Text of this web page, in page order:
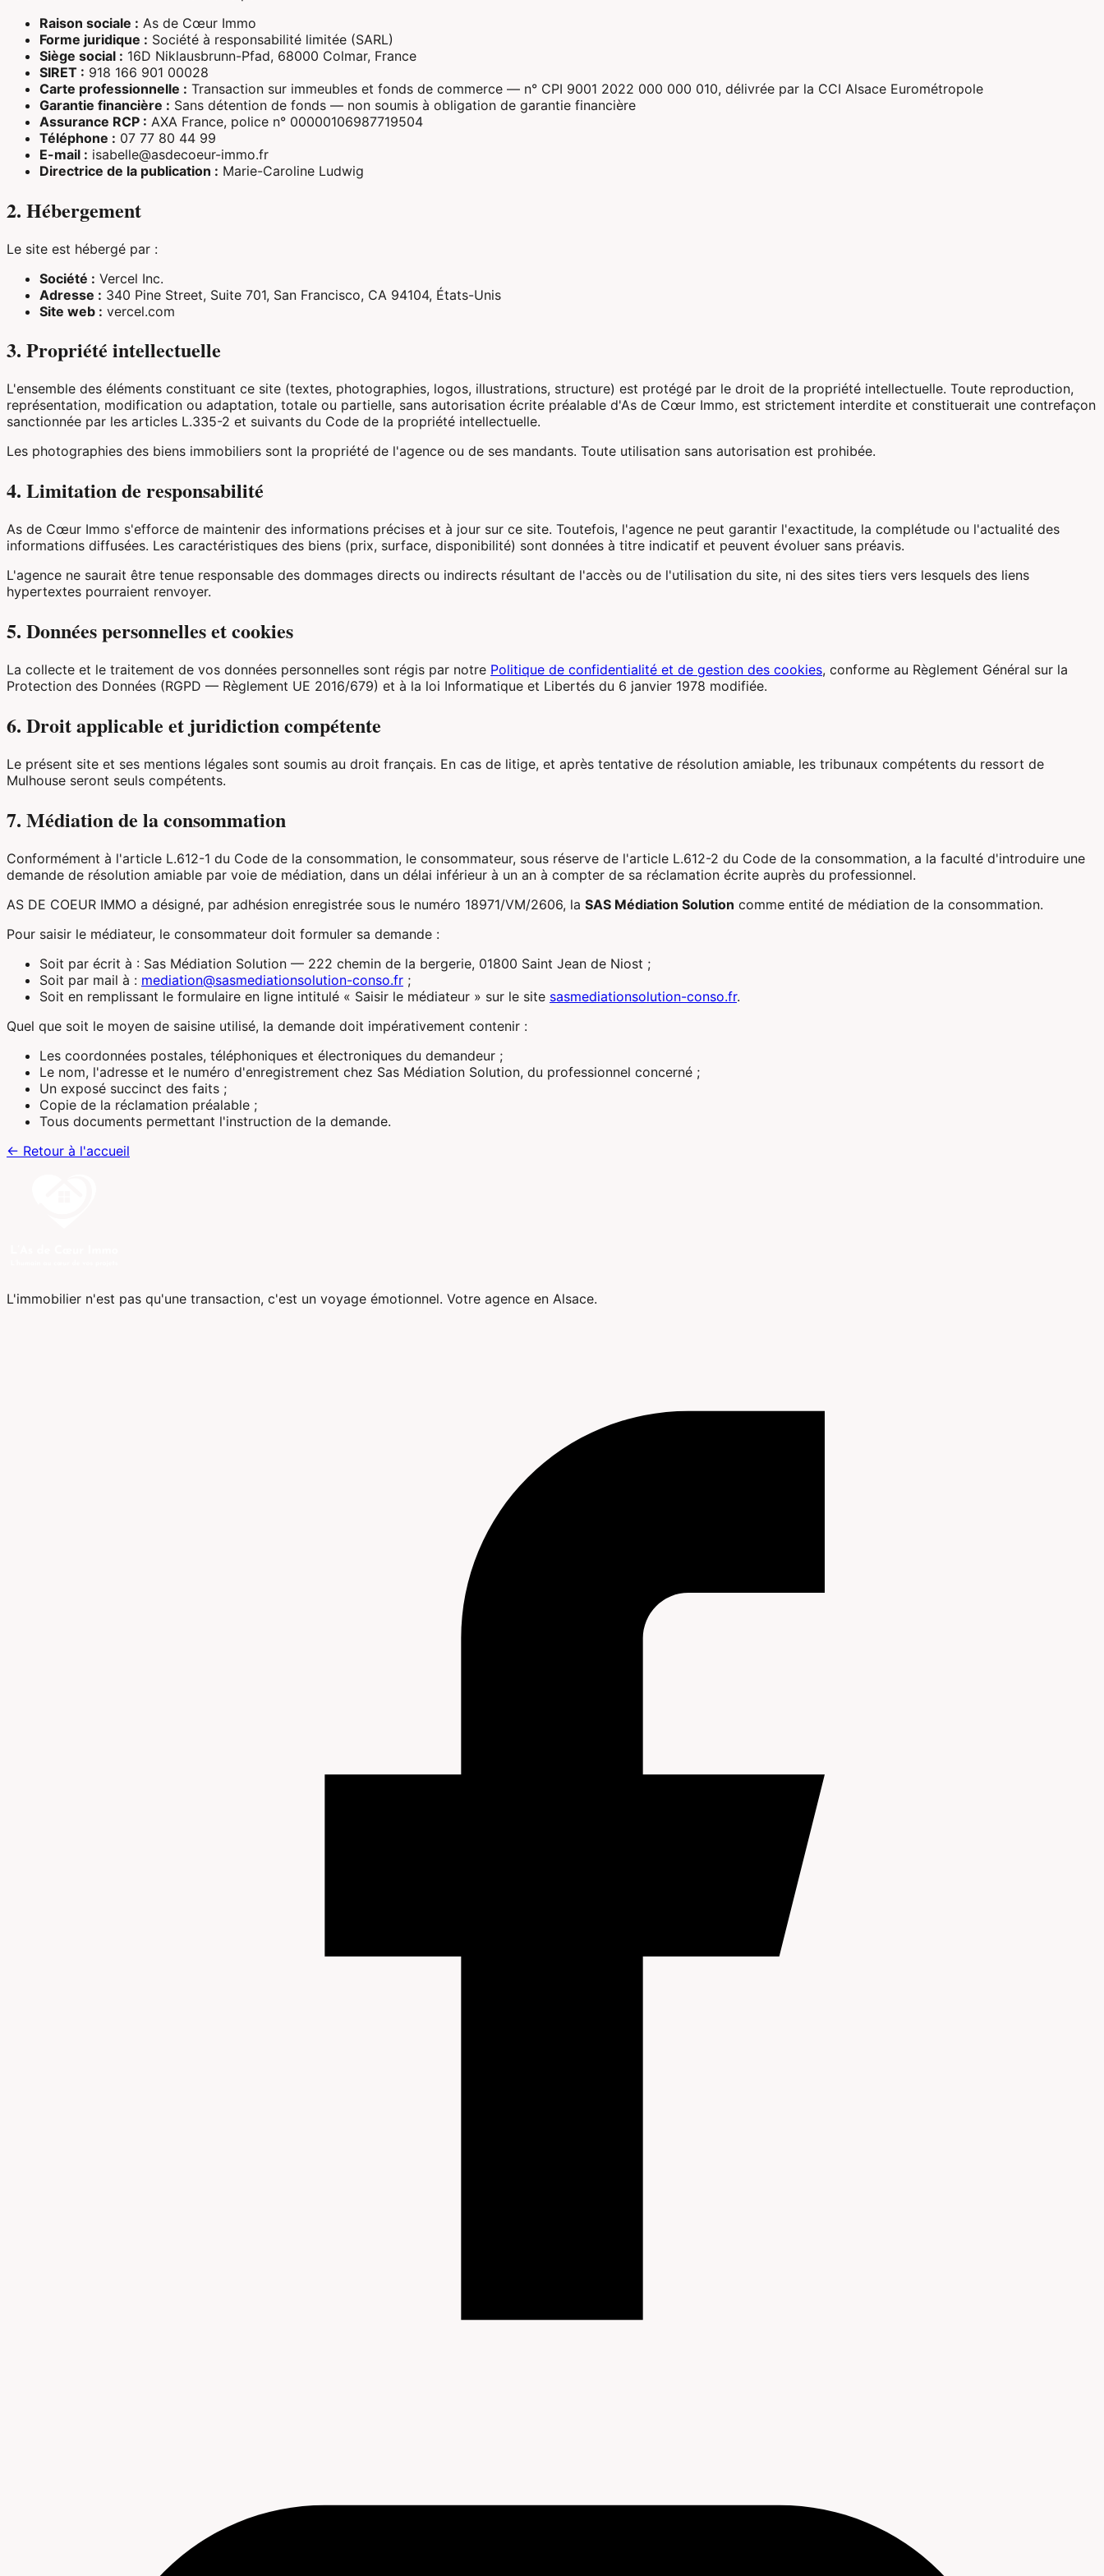
Raison sociale : As de Cœur Immo
Forme juridique : Société à responsabilité limitée (SARL)
Siège social : 16D Niklausbrunn-Pfad, 68000 Colmar, France
SIRET : 918 166 901 00028
Carte professionnelle : Transaction sur immeubles et fonds de commerce — n° CPI 9001 2022 000 000 010, délivrée par la CCI Alsace Eurométropole
Garantie financière : Sans détention de fonds — non soumis à obligation de garantie financière
Assurance RCP : AXA France, police n° 00000106987719504
Téléphone : 07 77 80 44 99
E-mail : isabelle@asdecoeur-immo.fr
Directrice de la publication : Marie-Caroline Ludwig
2. Hébergement
Le site est hébergé par :
Société : Vercel Inc.
Adresse : 340 Pine Street, Suite 701, San Francisco, CA 94104, États-Unis
Site web : vercel.com
3. Propriété intellectuelle
L'ensemble des éléments constituant ce site (textes, photographies, logos, illustrations, structure) est protégé par le droit de la propriété intellectuelle. Toute reproduction,
représentation, modification ou adaptation, totale ou partielle, sans autorisation écrite préalable d'As de Cœur Immo, est strictement interdite et constituerait une contrefaçon
sanctionnée par les articles L.335-2 et suivants du Code de la propriété intellectuelle.
Les photographies des biens immobiliers sont la propriété de l'agence ou de ses mandants. Toute utilisation sans autorisation est prohibée.
4. Limitation de responsabilité
As de Cœur Immo s'efforce de maintenir des informations précises et à jour sur ce site. Toutefois, l'agence ne peut garantir l'exactitude, la complétude ou l'actualité des
informations diffusées. Les caractéristiques des biens (prix, surface, disponibilité) sont données à titre indicatif et peuvent évoluer sans préavis.
L'agence ne saurait être tenue responsable des dommages directs ou indirects résultant de l'accès ou de l'utilisation du site, ni des sites tiers vers lesquels des liens
hypertextes pourraient renvoyer.
5. Données personnelles et cookies
La collecte et le traitement de vos données personnelles sont régis par notre Politique de confidentialité et de gestion des cookies, conforme au Règlement Général sur la
Protection des Données (RGPD — Règlement UE 2016/679) et à la loi Informatique et Libertés du 6 janvier 1978 modifiée.
6. Droit applicable et juridiction compétente
Le présent site et ses mentions légales sont soumis au droit français. En cas de litige, et après tentative de résolution amiable, les tribunaux compétents du ressort de
Mulhouse seront seuls compétents.
7. Médiation de la consommation
Conformément à l'article L.612-1 du Code de la consommation, le consommateur, sous réserve de l'article L.612-2 du Code de la consommation, a la faculté d'introduire une
demande de résolution amiable par voie de médiation, dans un délai inférieur à un an à compter de sa réclamation écrite auprès du professionnel.
AS DE COEUR IMMO a désigné, par adhésion enregistrée sous le numéro 18971/VM/2606, la SAS Médiation Solution comme entité de médiation de la consommation.
Pour saisir le médiateur, le consommateur doit formuler sa demande :
Soit par écrit à : Sas Médiation Solution — 222 chemin de la bergerie, 01800 Saint Jean de Niost ;
Soit par mail à : mediation@sasmediationsolution-conso.fr ;
Soit en remplissant le formulaire en ligne intitulé « Saisir le médiateur » sur le site sasmediationsolution-conso.fr.
Quel que soit le moyen de saisine utilisé, la demande doit impérativement contenir :
Les coordonnées postales, téléphoniques et électroniques du demandeur ;
Le nom, l'adresse et le numéro d'enregistrement chez Sas Médiation Solution, du professionnel concerné ;
Un exposé succinct des faits ;
Copie de la réclamation préalable ;
Tous documents permettant l'instruction de la demande.
← Retour à l'accueil
L'immobilier n'est pas qu'une transaction, c'est un voyage émotionnel. Votre agence en Alsace.